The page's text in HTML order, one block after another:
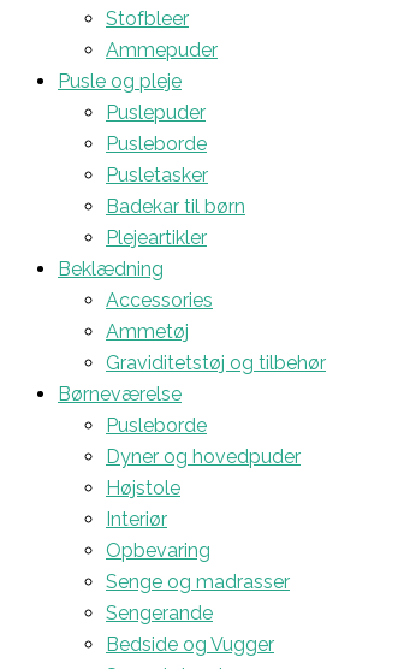
Stofbleer
Ammepuder
Pusle og pleje
Puslepuder
Pusleborde
Pusletasker
Badekar til børn
Plejeartikler
Beklædning
Accessories
Ammetøj
Graviditetstøj og tilbehør
Børneværelse
Pusleborde
Dyner og hovedpuder
Højstole
Interiør
Opbevaring
Senge og madrasser
Sengerande
Bedside og Vugger